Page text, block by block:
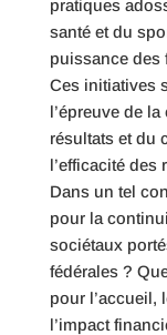
pratiques
santé et du
puissance
Ces initiatives
l’épreuve de
résultats et du
l’efficacité des
Dans un tel
pour la
sociétaux
fédérales ?
pour l’accueil,
l’impact